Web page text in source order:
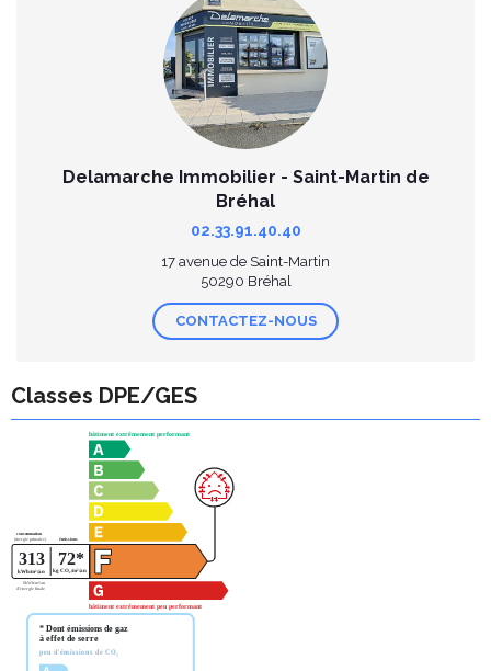
Delamarche Immobilier - Saint-Martin de
Bréhal
02.33.91.40.40
17 avenue de Saint-Martin
50290 Bréhal
CONTACTEZ-NOUS
Classes DPE/GES